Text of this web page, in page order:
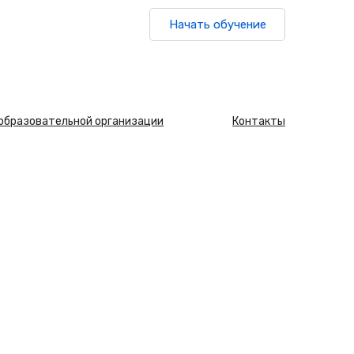
Начать обучение
организации Контакты